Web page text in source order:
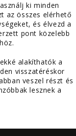
ki minden
az összes elérhető
és élvezd a
pont közelebb
alakíthatók a
visszatéréskor
veszel részt és
lesznek a